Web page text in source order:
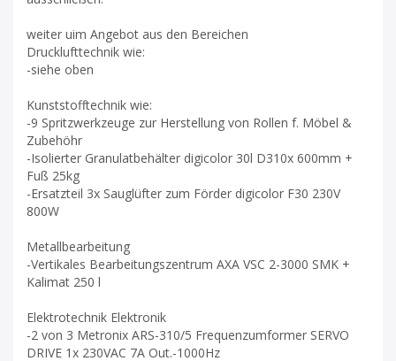
weiter uim Angebot aus den Bereichen
Drucklufttechnik wie:
-siehe oben
Kunststofftechnik wie:
-9 Spritzwerkzeuge zur Herstellung von Rollen f. Möbel &
Zubehöhr
-Isolierter Granulatbehälter digicolor 30l D310x 600mm +
Fuß 25kg
-Ersatzteil 3x Sauglüfter zum Förder digicolor F30 230V
800W
Metallbearbeitung
-Vertikales Bearbeitungszentrum AXA VSC 2-3000 SMK +
Kalimat 250 l
Elektrotechnik Elektronik
-2 von 3 Metronix ARS-310/5 Frequenzumformer SERVO
DRIVE 1x 230VAC 7A Out.-1000Hz